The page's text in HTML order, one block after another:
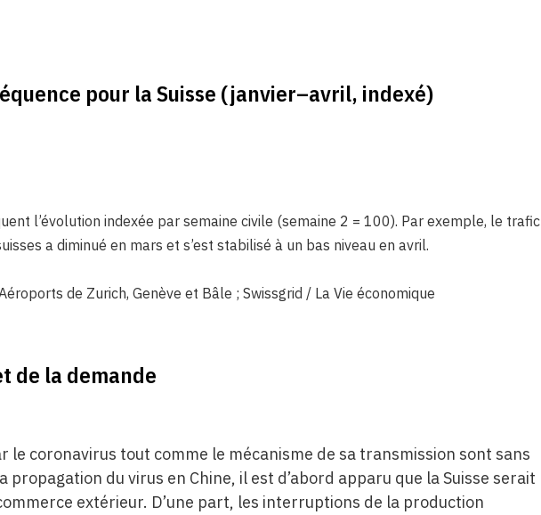
pour la Suisse (janvier–avril, indexé)
l’évolution indexée par semaine civile (semaine 2 = 100). Par exemple, le trafic
a diminué en mars et s’est stabilisé à un bas niveau en avril.
de Zurich, Genève et Bâle ; Swissgrid / La Vie économique
de la demande
le coronavirus tout comme le mécanisme de sa transmission sont sans
propagation du virus en Chine, il est d’abord apparu que la Suisse serait
extérieur. D’une part, les interruptions de la production